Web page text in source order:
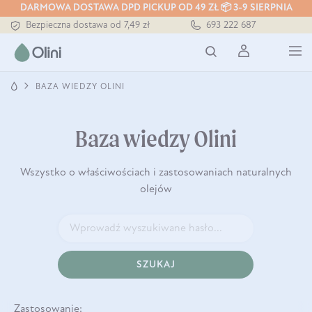
DARMOWA DOSTAWA DPD PICKUP OD 49 ZŁ 📦 3-9 SIERPNIA
Bezpieczna dostawa od 7,49 zł
Darmowa dostawa od 199 zł
Tłoczony zawsze na zimno
693 222 687
BAZA WIEDZY OLINI
Baza wiedzy Olini
Wszystko o właściwościach i zastosowaniach naturalnych
olejów
SZUKAJ
Zastosowanie: